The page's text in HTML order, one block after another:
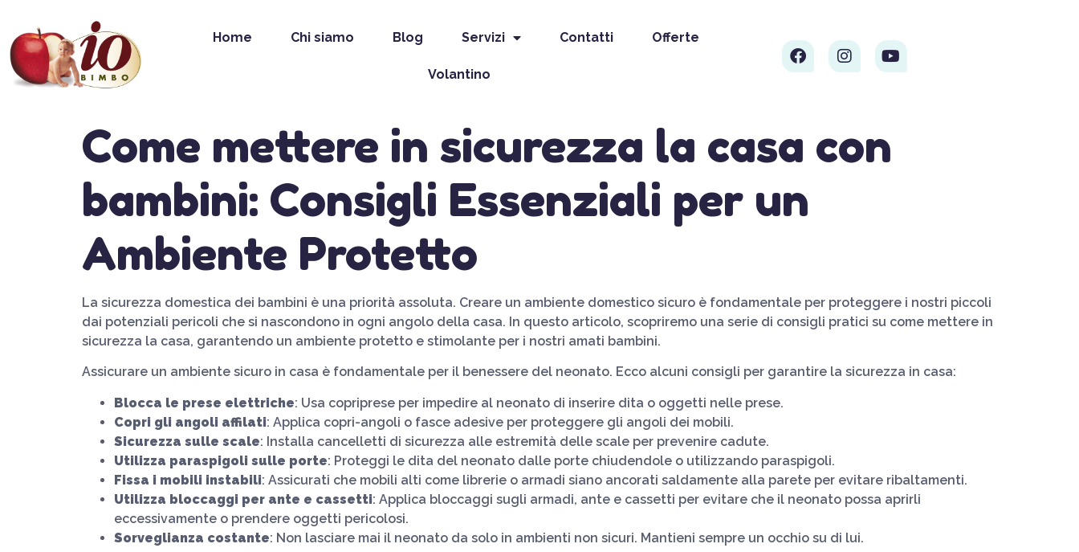
Home Chi siamo Blog Servizi Contatti Offerte
Volantino
Come mettere in sicurezza la casa con
bambini: Consigli Essenziali per un
Ambiente Protetto
La sicurezza domestica dei bambini è una priorità assoluta. Creare un ambiente domestico sicuro è fondamentale per proteggere i nostri piccoli
dai potenziali pericoli che si nascondono in ogni angolo della casa. In questo articolo, scopriremo una serie di consigli pratici su come mettere in
sicurezza la casa, garantendo un ambiente protetto e stimolante per i nostri amati bambini.
Assicurare un ambiente sicuro in casa è fondamentale per il benessere del neonato. Ecco alcuni consigli per garantire la sicurezza in casa:
Blocca le prese elettriche: Usa copriprese per impedire al neonato di inserire dita o oggetti nelle prese.
Copri gli angoli affilati: Applica copri-angoli o fasce adesive per proteggere gli angoli dei mobili.
Sicurezza sulle scale: Installa cancelletti di sicurezza alle estremità delle scale per prevenire cadute.
Utilizza paraspigoli sulle porte: Proteggi le dita del neonato dalle porte chiudendole o utilizzando paraspigoli.
Fissa i mobili instabili: Assicurati che mobili alti come librerie o armadi siano ancorati saldamente alla parete per evitare ribaltamenti.
Utilizza bloccaggi per ante e cassetti: Applica bloccaggi sugli armadi, ante e cassetti per evitare che il neonato possa aprirli
eccessivamente o prendere oggetti pericolosi.
Sorveglianza costante: Non lasciare mai il neonato da solo in ambienti non sicuri. Mantieni sempre un occhio su di lui.